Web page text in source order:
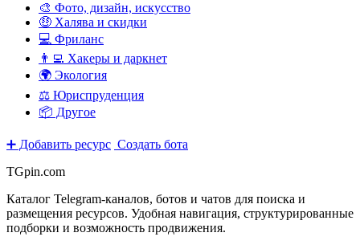
🎨 Фото, дизайн, искусство
🤑 Халява и скидки
💻 Фриланс
👨‍💻 Хакеры и даркнет
🌍 Экология
⚖️ Юриспруденция
📦 Другое
➕ Добавить ресурс Создать бота
TGpin.com
Каталог Telegram-каналов, ботов и чатов для поиска и
размещения ресурсов. Удобная навигация, структурированные
подборки и возможность продвижения.